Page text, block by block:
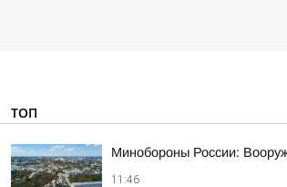
ТОП
Минобороны России:
11:46